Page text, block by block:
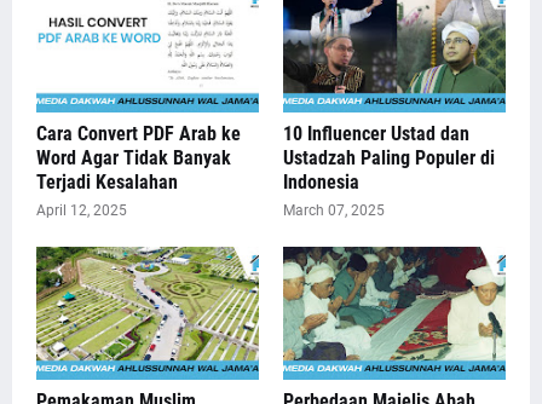
Cara Convert PDF Arab ke
Word Agar Tidak Banyak
Terjadi Kesalahan
April 12, 2025
10 Influencer Ustad dan
Ustadzah Paling Populer di
Indonesia
March 07, 2025